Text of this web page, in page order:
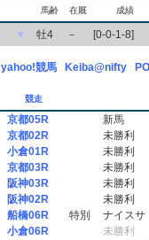
馬齢 在厩 成績
▼ 牡4 － [0-0-1-8]
yahoo!競馬 Keiba@nifty
競走
京都05R
新馬
京都02R
未勝利
小倉01R
未勝利
京都03R
未勝利
阪神03R
未勝利
阪神02R
未勝利
船橋06R 特別
ナイスサ
小倉06R
未勝利